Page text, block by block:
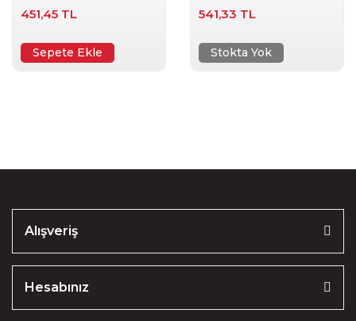
451,45 TL
Sepete Ekle
541,33 TL
Stokta Yok
Alışveriş
Hesabınız